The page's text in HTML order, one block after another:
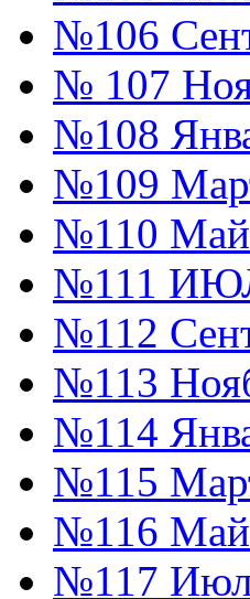
№106
№ 107
№108
№109
№110 Май
№111
№112
№113
№114
№115
№116 Май
№117